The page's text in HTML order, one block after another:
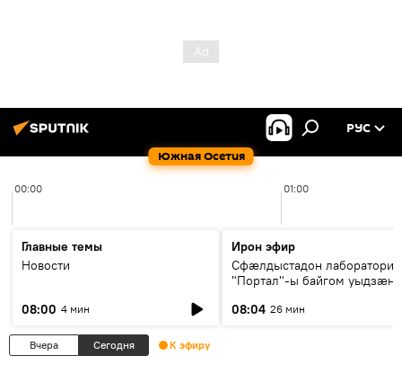
Южная Осетия
РУС
00:00 01:00
Главные темы
Новости
08:00 4 мин
Ирон эфир
Сфæлдыстадон лаборатори
"Портал"-ы байгом уыдзæн
Æхсары куыстыты равдыст
08:04 26 мин
Вчера Сегодня К эфиру